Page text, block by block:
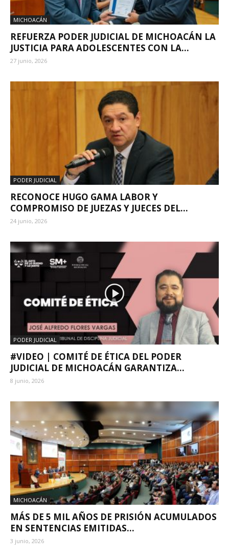
MICHOACÁN
REFUERZA PODER JUDICIAL DE MICHOACÁN LA
JUSTICIA PARA ADOLESCENTES CON LA...
27 junio, 2026
PODER JUDICIAL
RECONOCE HUGO GAMA LABOR Y
COMPROMISO DE JUEZAS Y JUECES DEL...
24 junio, 2026
PODER JUDICIAL
#VIDEO | COMITÉ DE ÉTICA DEL PODER
JUDICIAL DE MICHOACÁN GARANTIZA...
8 junio, 2026
MICHOACÁN
MÁS DE 5 MIL AÑOS DE PRISIÓN ACUMULADOS
EN SENTENCIAS EMITIDAS...
3 junio, 2026